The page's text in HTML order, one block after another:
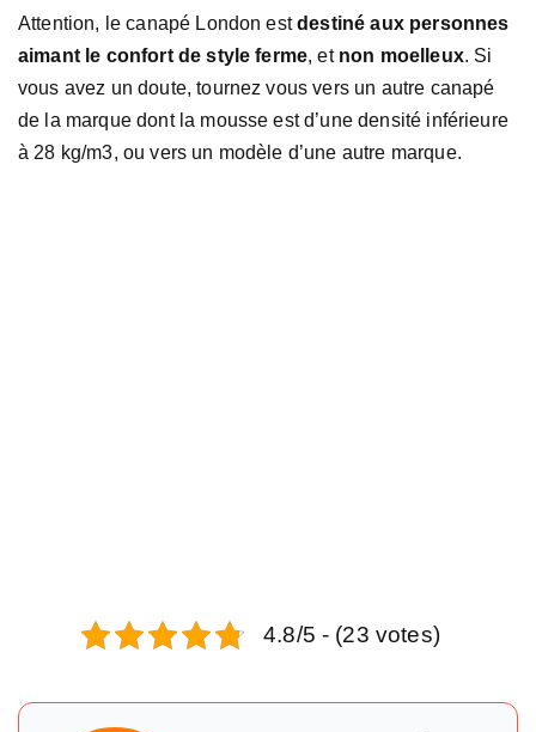
Attention, le canapé London estdestiné aux personnes
aimant le confort de style ferme, et non moelleux. Si
vous avez un doute, tournez vous vers un autre canapé
de la marque dont la mousse est d’une densité inférieure
à 28 kg/m3, ou vers un modèle d’une autre marque.
4.8/5 - (23 votes)